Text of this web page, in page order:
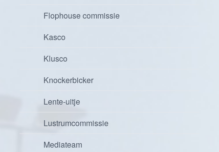
Flophouse commissie
Kasco
Klusco
Knockerbicker
Lente-uitje
Lustrumcommissie
Mediateam